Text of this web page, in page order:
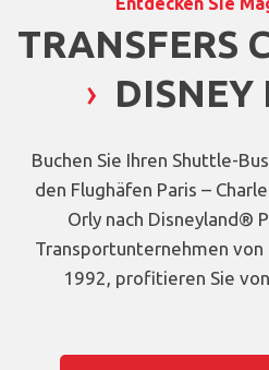
TRANSFERS
› DISNEY
Buchen Sie Ihren Shuttle-
den Flughäfen Paris –
Orly nach Disneyland®
Transportunternehmen
1992, profitieren Sie